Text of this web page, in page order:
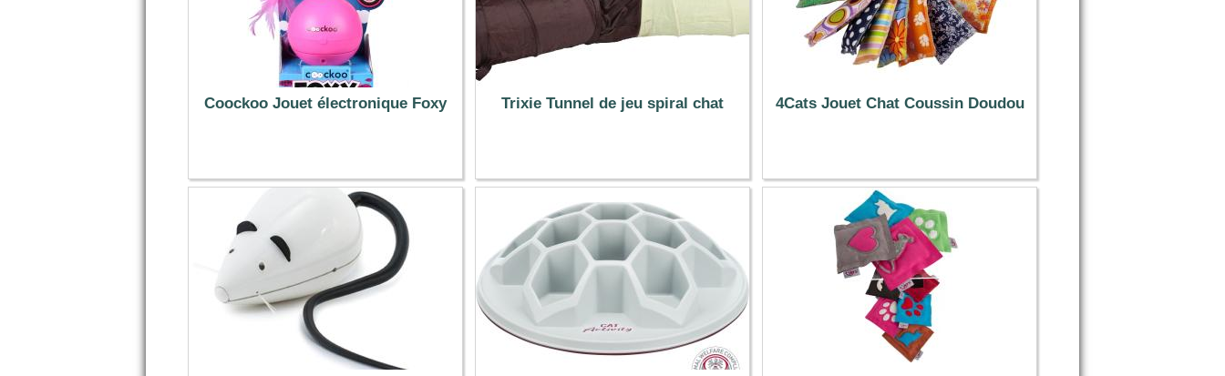
Coockoo Jouet électronique Foxy
19.99 €
Trixie Tunnel de jeu spiral chat
19.99 €
4Cats Jouet Chat Coussin Doudou
2.90 €